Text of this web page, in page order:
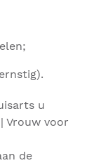
u
Vrouw voor
de